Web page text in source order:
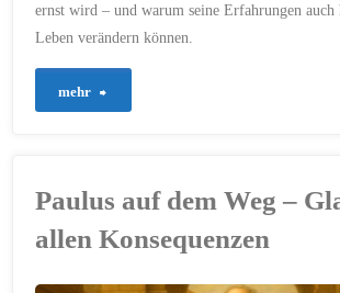
ernst wird – und warum seine Erfahrungen auch
Leben verändern können.
mehr
Paulus auf dem Weg –
allen Konsequenzen